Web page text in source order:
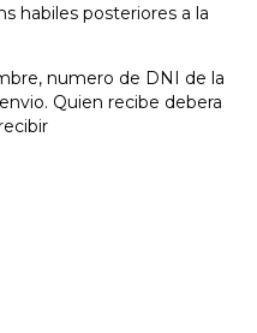
habiles posteriores a la
numero de DNI de la
Quien recibe debera